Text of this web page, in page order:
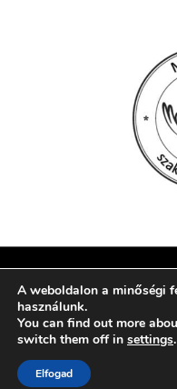
© 2026 Szent
web:crætive.hu
A weboldalon a minőségi
használunk.
You can find out more
switch them off in settings.
Elfogad